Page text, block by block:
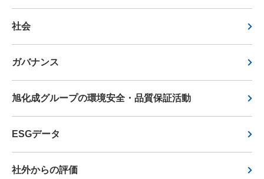
社会
ガバナンス
旭化成グループの環境安全・品質保証活動
ESGデータ
社外からの評価